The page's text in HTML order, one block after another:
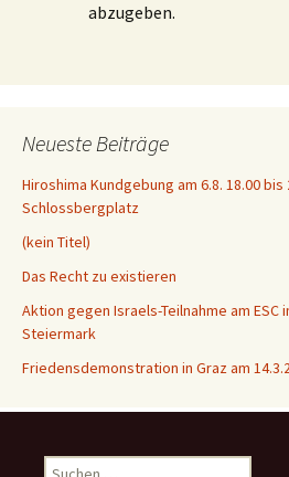
abzugeben.
Neueste Beiträge
Hiroshima Kundgebung am 6.8. 18.00 bis
Schlossbergplatz
(kein Titel)
Das Recht zu existieren
Aktion gegen Israels-Teilnahme am ESC
Steiermark
Friedensdemonstration in Graz am
Suchen